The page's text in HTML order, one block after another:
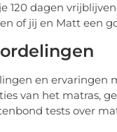
120 dagen
of jij en Matt een
en ervaringen
van het matras,
tests over